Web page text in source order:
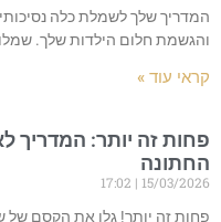
המדריך שלך לשמלת כלה
והגשמת חלום הילדות שלך.
קראי עוד »
פחות זה יותר: המדריך
החתונה
15/03/2026
פחות זה יותר! גלו את הקסם של